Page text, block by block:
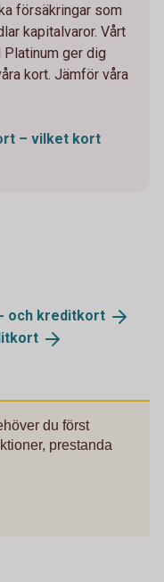
försäkringar som
kapitalvaror. Vårt
ger dig
kort. Jämför våra
– vilket kort
och kreditkort
du först
prestanda